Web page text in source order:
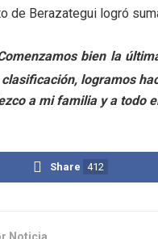
de Berazategui logró
bien la
logramos
a mi familia y a todo
Share 412